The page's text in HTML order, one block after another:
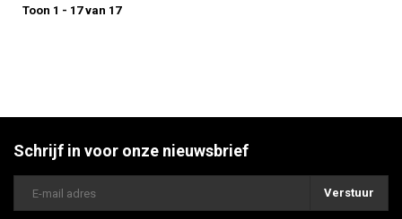
Toon 1 - 17 van 17
Schrijf in voor onze nieuwsbrief
Verstuur